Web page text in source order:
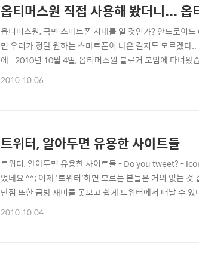
옵티머스원 직접 사용해 봤더니... 옵
옵티머스원, 국민 스마트폰 시대를 열 것인가? 안드로이
면 우리가 정말 원하는 스마트폰이 나온 걸지도 모르겠
에.. 2010년 10월 4일, 옵티머스원 블로거 모임에 다녀왔
고, 신문 헤드라인 뉴스가 되는 것을 보면 스마트폰이 얼
2010.10.06
트위터, 알아두면 유용한 사이트들
트위터, 알아두면 유용한 사이트들 - Do you tweet? -
었네요 ^^; 이제 '트위터'하면 모르는 분들은 거의 없는 것
단점 또한 금방 재미를 못보고 쉽게 트위터에서 떠날 수
트위터의 매력은 여러곳에 숨어있습니다. ^^; 혹 트위터를
2010.10.04